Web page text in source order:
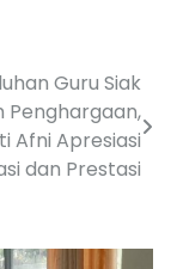
Guru Siak
Penghargaan,
Afni Apresiasi
dan Prestasi